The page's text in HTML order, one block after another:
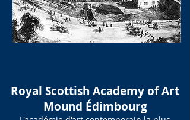
Royal Scottish Academy of Art
Mound Édimbourg